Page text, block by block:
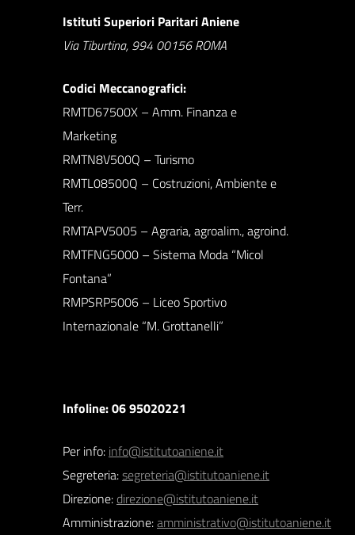
Istituti Superiori Paritari Aniene
Via Tiburtina, 994 00156 ROMA
Codici Meccanografici:
RMTD67500X – Amm. Finanza e
Marketing
RMTN8V500Q – Turismo
RMTL08500Q – Costruzioni, Ambiente e
Terr.
RMTAPV5005 – Agraria, agroalim., agroind.
RMTFNG5000 – Sistema Moda “Micol
Fontana”
RMPSRP5006 – Liceo Sportivo
Internazionale “M. Grottanelli”
Infoline: 06 95020221
Per info: info@istitutoaniene.it
Segreteria:segreteria@istitutoaniene.it
Direzione: direzione@istitutoaniene.it
Amministrazione:amministrativo@istitutoaniene.it